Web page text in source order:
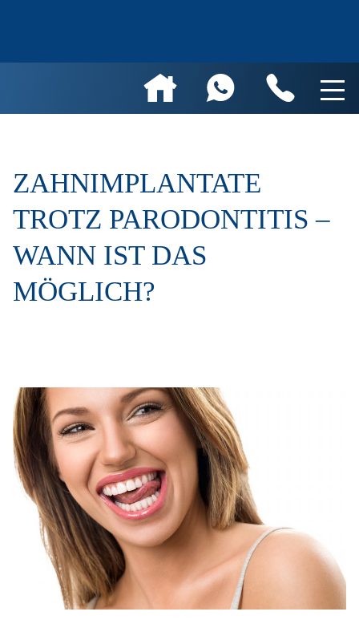
ZAHNIMPLANTATE
TROTZ PARODONTITIS –
WANN IST DAS
MÖGLICH?